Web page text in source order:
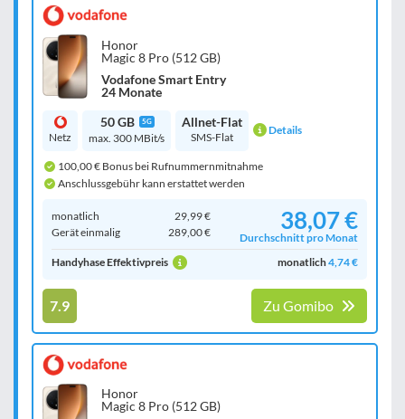
Honor
Magic 8 Pro (512 GB)
Vodafone Smart Entry
24 Monate
Netz
50 GB 5G
max. 300 MBit/s
Allnet-Flat
SMS-Flat Details
100,00 € Bonus bei Rufnummernmitnahme
Anschlussgebühr kann erstattet werden
monatlich
29,99 €
Gerät einmalig
289,00 € 38,07 €
Durchschnitt pro Monat
Handyhase Effektivpreis
monatlich4,74 €
7.9 Zu Gomibo
Honor
Magic 8 Pro (512 GB)